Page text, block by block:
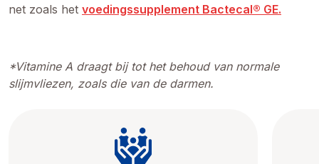
net zoals het voedingssupplement Bactecal® GE.
*Vitamine A draagt bij tot het behoud van normale
slijmvliezen, zoals die van de darmen.